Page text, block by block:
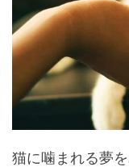
猫に噛まれる夢